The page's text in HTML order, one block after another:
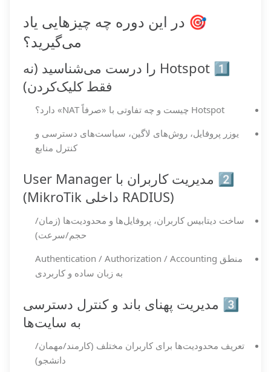
🎯 در این دوره چه چیزهایی یاد
می‌گیرید؟
1️⃣ Hotspot را درست می‌شناسید (نه
فقط کلیک‌کردن)
Hotspot چیست و چه تفاوتی با «صرفاً NAT» دارد؟
یوزر پروفایل، روش‌های لاگین، سیاست‌های دسترسی و
کنترل منابع
2️⃣ مدیریت کاربران با User Manager
(RADIUS داخلی MikroTik)
ساخت دیتابیس کاربران، پروفایل‌ها و محدودیت‌ها (زمان/
حجم/سرعت)
منطق Authentication / Authorization / Accounting
به زبان ساده و کاربردی
3️⃣ مدیریت پهنای باند و کنترل دسترسی
به سایت‌ها
تعریف محدودیت‌ها برای کاربران مختلف (کارمند/مهمان/
دانشجو)